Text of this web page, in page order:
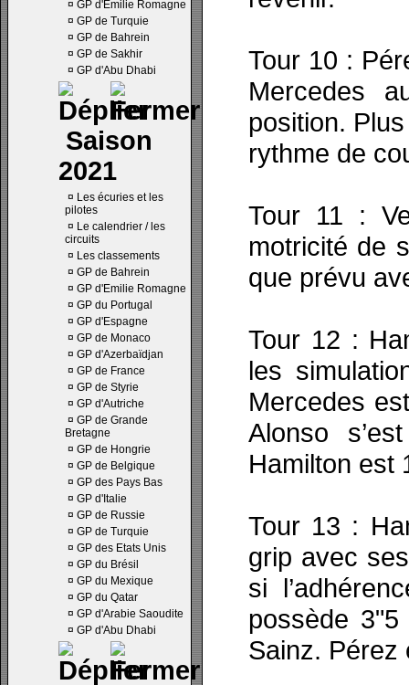
¤ GP d'Emilie Romagne
¤ GP de Turquie
¤ GP de Bahrein
¤ GP de Sakhir
¤ GP d'Abu Dhabi
Saison
2021
¤ Les écuries et les
pilotes
¤ Le calendrier / les
circuits
¤ Les classements
¤ GP de Bahrein
¤ GP d'Emilie Romagne
¤ GP du Portugal
¤ GP d'Espagne
¤ GP de Monaco
¤ GP d'Azerbaïdjan
¤ GP de France
¤ GP de Styrie
¤ GP d'Autriche
¤ GP de Grande
Bretagne
¤ GP de Hongrie
¤ GP de Belgique
¤ GP des Pays Bas
¤ GP d'Italie
¤ GP de Russie
¤ GP de Turquie
¤ GP des Etats Unis
¤ GP du Brésil
¤ GP du Mexique
¤ GP du Qatar
¤ GP d'Arabie Saoudite
¤ GP d'Abu Dhabi
Tour 10 :
Mercedes
position.
rythme de
Tour 11 :
motricité de
que prévu
Tour 12 :
les
Mercedes
Alonso
Hamilton est
Tour 13 :
grip avec
si
possède 3"5
Sainz. Pérez